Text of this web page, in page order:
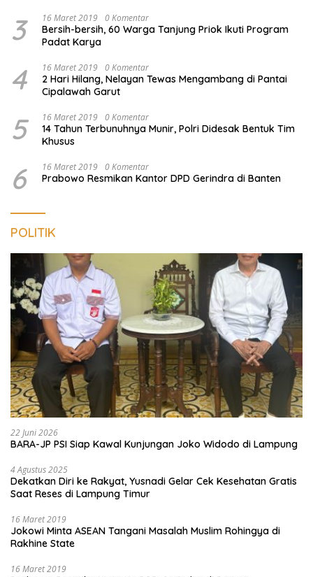
3 16 Maret 2019 0 Komentar
Bersih-bersih, 60 Warga Tanjung Priok Ikuti Program
Padat Karya
4 16 Maret 2019 0 Komentar
2 Hari Hilang, Nelayan Tewas Mengambang di Pantai
Cipalawah Garut
5 16 Maret 2019 0 Komentar
14 Tahun Terbunuhnya Munir, Polri Didesak Bentuk Tim
Khusus
6 16 Maret 2019 0 Komentar
Prabowo Resmikan Kantor DPD Gerindra di Banten
POLITIK
22 Juni 2026
BARA-JP PSI Siap Kawal Kunjungan Joko Widodo di Lampung
4 Agustus 2025
Dekatkan Diri ke Rakyat, Yusnadi Gelar Cek Kesehatan Gratis
Saat Reses di Lampung Timur
16 Maret 2019
Jokowi Minta ASEAN Tangani Masalah Muslim Rohingya di
Rakhine State
16 Maret 2019